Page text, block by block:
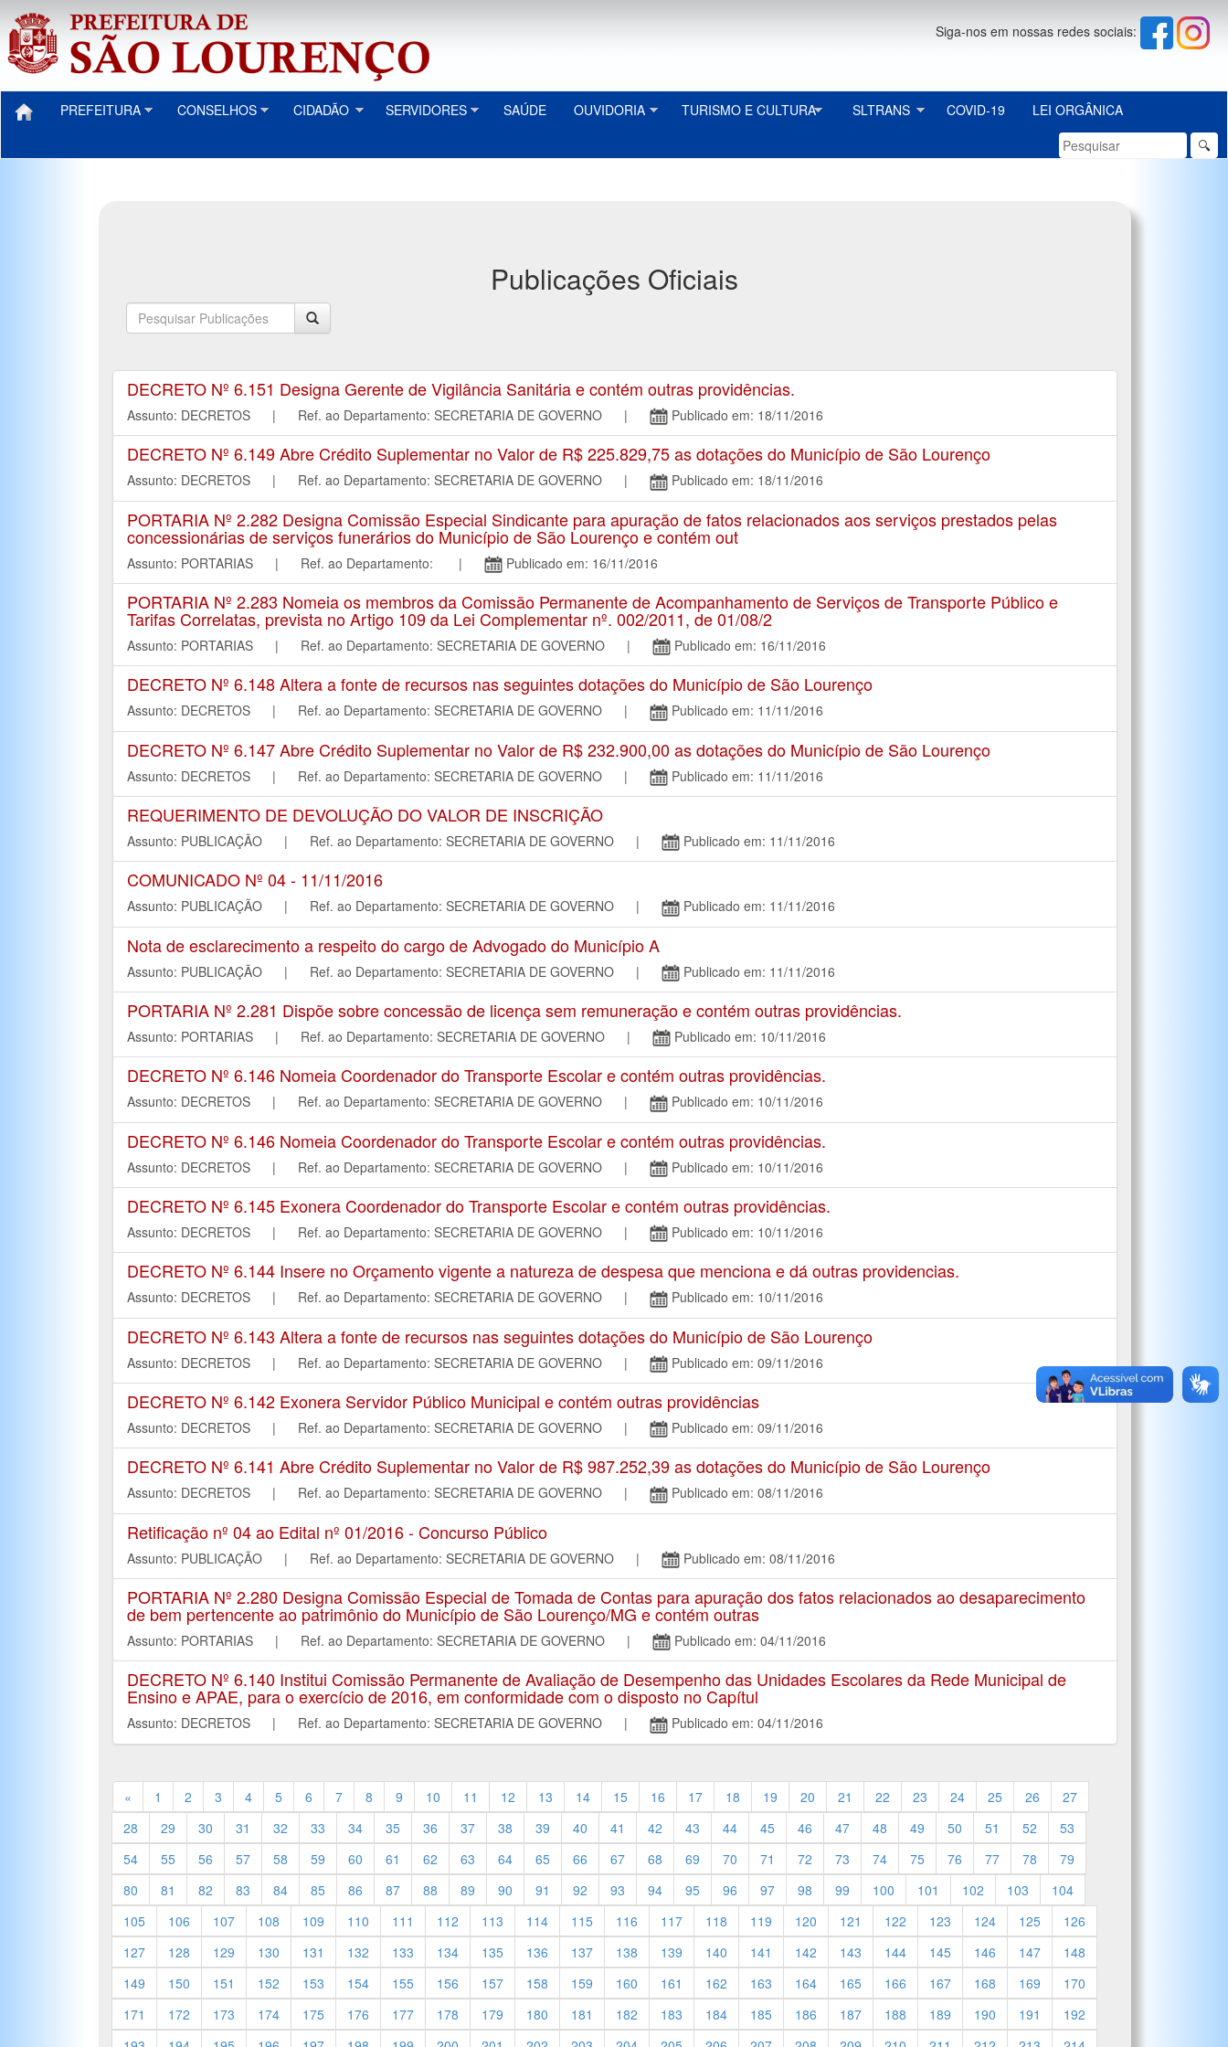
Siga-nos em nossas redes sociais:
PREFEITURA CONSELHOS CIDADÃO SERVIDORES SAÚDE OUVIDORIA TURISMO E CULTURA SLTRANS COVID-19
LEI ORGÂNICA
🔍
Publicações Oficiais
DECRETO Nº 6.151 Designa Gerente de Vigilância Sanitária e contém outras providências.
Assunto: DECRETOS | Ref. ao Departamento: SECRETARIA DE GOVERNO | Publicado em: 18/11/2016
DECRETO Nº 6.149 Abre Crédito Suplementar no Valor de R$ 225.829,75 as dotações do Município de São Lourenço
Assunto: DECRETOS | Ref. ao Departamento: SECRETARIA DE GOVERNO | Publicado em: 18/11/2016
PORTARIA Nº 2.282 Designa Comissão Especial Sindicante para apuração de fatos relacionados aos serviços prestados pelas
concessionárias de serviços funerários do Município de São Lourenço e contém out
Assunto: PORTARIAS | Ref. ao Departamento: | Publicado em: 16/11/2016
PORTARIA Nº 2.283 Nomeia os membros da Comissão Permanente de Acompanhamento de Serviços de Transporte Público e
Tarifas Correlatas, prevista no Artigo 109 da Lei Complementar nº. 002/2011, de 01/08/2
Assunto: PORTARIAS | Ref. ao Departamento: SECRETARIA DE GOVERNO | Publicado em: 16/11/2016
DECRETO Nº 6.148 Altera a fonte de recursos nas seguintes dotações do Município de São Lourenço
Assunto: DECRETOS | Ref. ao Departamento: SECRETARIA DE GOVERNO | Publicado em: 11/11/2016
DECRETO Nº 6.147 Abre Crédito Suplementar no Valor de R$ 232.900,00 as dotações do Município de São Lourenço
Assunto: DECRETOS | Ref. ao Departamento: SECRETARIA DE GOVERNO | Publicado em: 11/11/2016
REQUERIMENTO DE DEVOLUÇÃO DO VALOR DE INSCRIÇÃO
Assunto: PUBLICAÇÃO | Ref. ao Departamento: SECRETARIA DE GOVERNO | Publicado em: 11/11/2016
COMUNICADO Nº 04 - 11/11/2016
Assunto: PUBLICAÇÃO | Ref. ao Departamento: SECRETARIA DE GOVERNO | Publicado em: 11/11/2016
Nota de esclarecimento a respeito do cargo de Advogado do Município A
Assunto: PUBLICAÇÃO | Ref. ao Departamento: SECRETARIA DE GOVERNO | Publicado em: 11/11/2016
PORTARIA Nº 2.281 Dispõe sobre concessão de licença sem remuneração e contém outras providências.
Assunto: PORTARIAS | Ref. ao Departamento: SECRETARIA DE GOVERNO | Publicado em: 10/11/2016
DECRETO Nº 6.146 Nomeia Coordenador do Transporte Escolar e contém outras providências.
Assunto: DECRETOS | Ref. ao Departamento: SECRETARIA DE GOVERNO | Publicado em: 10/11/2016
DECRETO Nº 6.146 Nomeia Coordenador do Transporte Escolar e contém outras providências.
Assunto: DECRETOS | Ref. ao Departamento: SECRETARIA DE GOVERNO | Publicado em: 10/11/2016
DECRETO Nº 6.145 Exonera Coordenador do Transporte Escolar e contém outras providências.
Assunto: DECRETOS | Ref. ao Departamento: SECRETARIA DE GOVERNO | Publicado em: 10/11/2016
DECRETO Nº 6.144 Insere no Orçamento vigente a natureza de despesa que menciona e dá outras providencias.
Assunto: DECRETOS | Ref. ao Departamento: SECRETARIA DE GOVERNO | Publicado em: 10/11/2016
DECRETO Nº 6.143 Altera a fonte de recursos nas seguintes dotações do Município de São Lourenço
Assunto: DECRETOS | Ref. ao Departamento: SECRETARIA DE GOVERNO | Publicado em: 09/11/2016
DECRETO Nº 6.142 Exonera Servidor Público Municipal e contém outras providências
Assunto: DECRETOS | Ref. ao Departamento: SECRETARIA DE GOVERNO | Publicado em: 09/11/2016
DECRETO Nº 6.141 Abre Crédito Suplementar no Valor de R$ 987.252,39 as dotações do Município de São Lourenço
Assunto: DECRETOS | Ref. ao Departamento: SECRETARIA DE GOVERNO | Publicado em: 08/11/2016
Retificação nº 04 ao Edital nº 01/2016 - Concurso Público
Assunto: PUBLICAÇÃO | Ref. ao Departamento: SECRETARIA DE GOVERNO | Publicado em: 08/11/2016
PORTARIA Nº 2.280 Designa Comissão Especial de Tomada de Contas para apuração dos fatos relacionados ao desaparecimento
de bem pertencente ao patrimônio do Município de São Lourenço/MG e contém outras
Assunto: PORTARIAS | Ref. ao Departamento: SECRETARIA DE GOVERNO | Publicado em: 04/11/2016
DECRETO Nº 6.140 Institui Comissão Permanente de Avaliação de Desempenho das Unidades Escolares da Rede Municipal de
Ensino e APAE, para o exercício de 2016, em conformidade com o disposto no Capítul
Assunto: DECRETOS | Ref. ao Departamento: SECRETARIA DE GOVERNO | Publicado em: 04/11/2016
« 1 2 3 4 5 6 7 8 9 10 11 12 13 14 15 16 17 18 19 20 21 22 23 24 25 26
27
28
29 30 31 32 33 34 35 36 37 38 39 40 41 42 43 44 45 46 47 48 49 50 51 52
53
54
55 56 57 58 59 60 61 62 63 64 65 66 67 68 69 70 71 72 73 74 75 76 77 78
79
80
81 82 83 84 85 86 87 88 89 90 91 92 93 94 95 96 97 98 99 100 101 102 103
104
105
106 107 108 109 110 111 112 113 114 115 116 117 118 119 120 121 122 123 124 125
126
127
128 129 130 131 132 133 134 135 136 137 138 139 140 141 142 143 144 145 146 147
148
149
150 151 152 153 154 155 156 157 158 159 160 161 162 163 164 165 166 167 168 169
170
171
172 173 174 175 176 177 178 179 180 181 182 183 184 185 186 187 188 189 190 191
192